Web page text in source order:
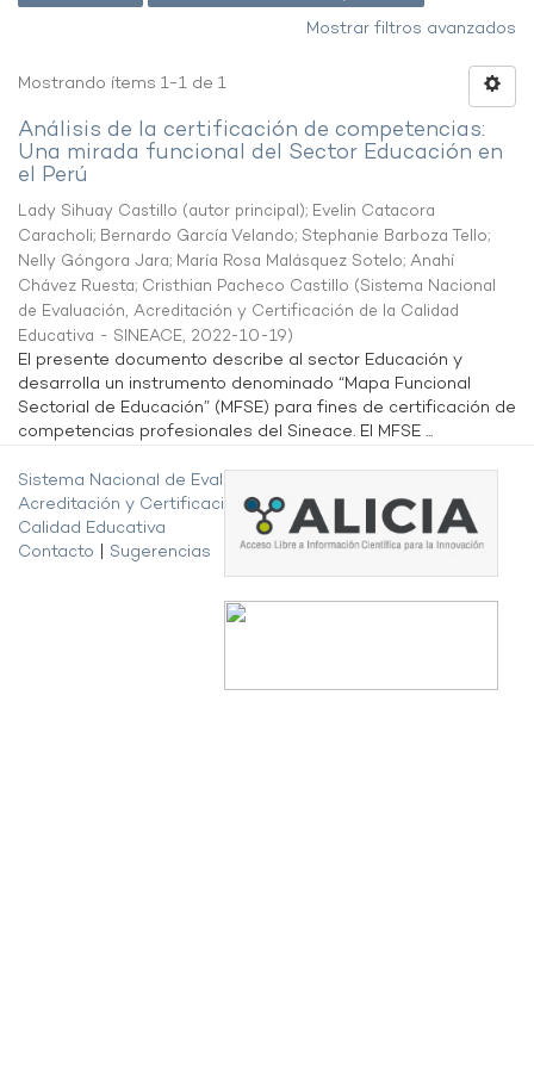
Mostrar filtros avanzados
Mostrando ítems 1-1 de 1
Análisis de la certificación de competencias:
Una mirada funcional del Sector Educación en
el Perú
Lady Sihuay Castillo (autor principal); Evelin Catacora
Caracholi; Bernardo García Velando; Stephanie Barboza Tello;
Nelly Góngora Jara; María Rosa Malásquez Sotelo; Anahí
Chávez Ruesta; Cristhian Pacheco Castillo (Sistema Nacional
de Evaluación, Acreditación y Certificación de la Calidad
Educativa - SINEACE, 2022-10-19)
El presente documento describe al sector Educación y
desarrolla un instrumento denominado “Mapa Funcional
Sectorial de Educación” (MFSE) para fines de certificación de
competencias profesionales del Sineace. El MFSE ...
Sistema Nacional de Evaluación,
Acreditación y Certificación de la
Calidad Educativa
Contacto
Sugerencias